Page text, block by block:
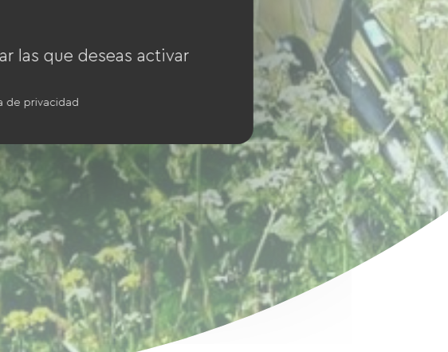
las que deseas activar
de privacidad